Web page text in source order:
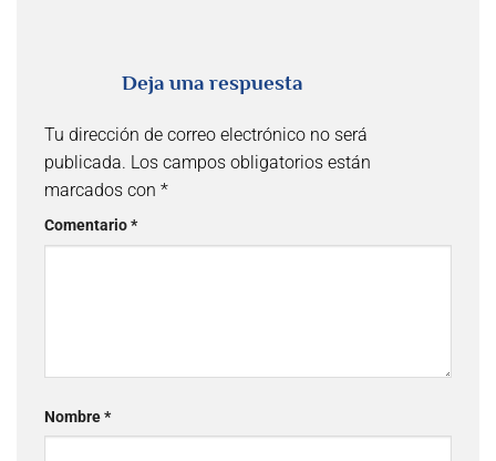
Deja una respuesta
Tu dirección de correo electrónico no será
publicada. Los campos obligatorios están
marcados con *
Comentario*
Nombre*